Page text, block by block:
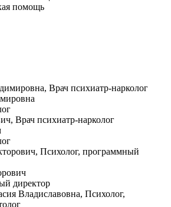
помощь
директор